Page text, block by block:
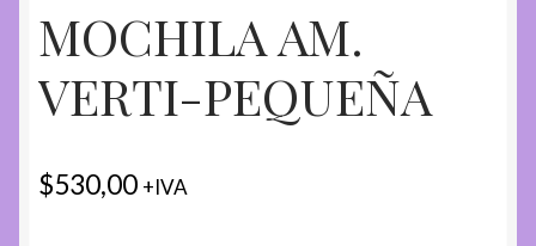
MOCHILA AM.
VERTI-PEQUEÑA
$530,00 +IVA